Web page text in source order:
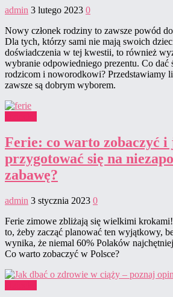
admin 3 lutego 2023 0
Nowy członek rodziny to zawsze powód
Dla tych, którzy sami nie mają swoich
doświadczenia w tej kwestii, to również
wybranie odpowiedniego prezentu. Co dać
rodzicom i noworodkowi? Przedstawiamy
zawsze są dobrym wyborem.
Ferie: co warto zobaczyć i
przygotować się na
zabawę?
admin 3 stycznia 2023 0
Ferie zimowe zbliżają się wielkimi
to, żeby zacząć planować ten wyjątkowy,
wynika, że niemal 60% Polaków
Co warto zobaczyć w Polsce?